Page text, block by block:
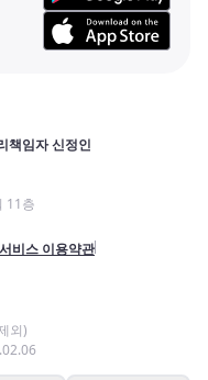
책임자 신정인
11층
비스 이용약관
외)